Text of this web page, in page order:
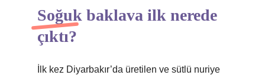
Soğuk baklava ilk nerede
çıktı?
İlk kez Diyarbakır’da üretilen ve sütlü nuriye